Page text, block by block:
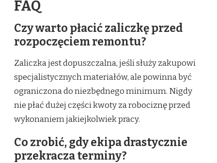
FAQ
Czy warto płacić zaliczkę przed
rozpoczęciem remontu?
Zaliczka jest dopuszczalna, jeśli służy zakupowi
specjalistycznych materiałów, ale powinna być
ograniczona do niezbędnego minimum. Nigdy
nie płać dużej części kwoty za robociznę przed
wykonaniem jakiejkolwiek pracy.
Co zrobić, gdy ekipa drastycznie
przekracza terminy?